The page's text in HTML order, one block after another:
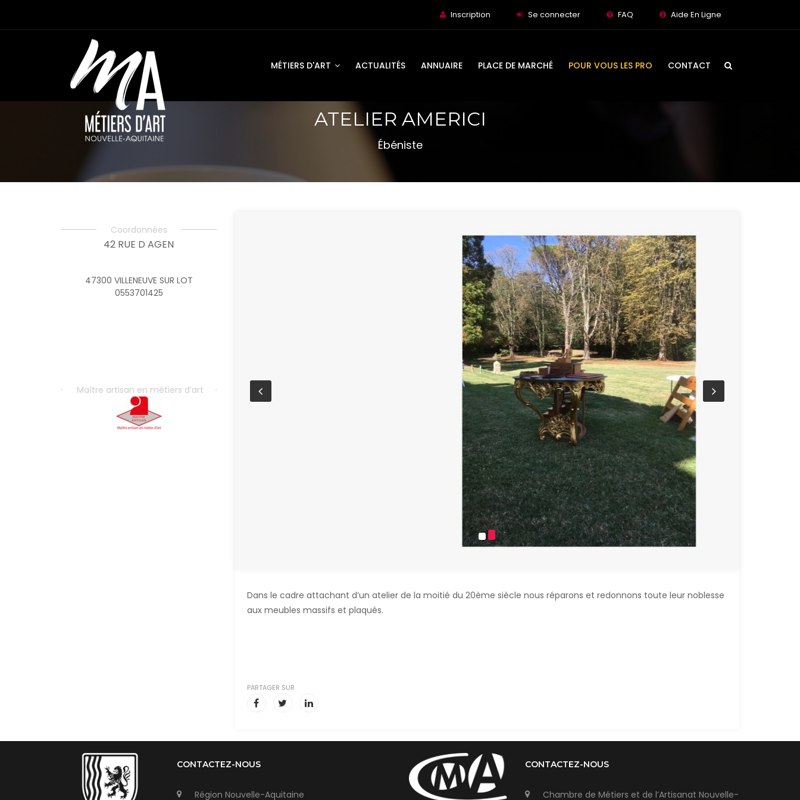
Inscription Se connecter FAQ Aide En Ligne
MÉTIERS D'ART ACTUALITÉS ANNUAIRE PLACE DE MARCHÉ POUR VOUS LES PRO CONTACT
ATELIER AMERICI
Ébéniste
Coordonnées
42 RUE D AGEN
47300 VILLENEUVE SUR LOT
0553701425
Maître artisan en métiers d’art
Dans le cadre attachant d’un atelier de la moitié du 20ème siècle nous réparons et redonnons toute leur noblesse
aux meubles massifs et plaqués.
PARTAGER SUR
CONTACTEZ-NOUS
Région Nouvelle-Aquitaine
CONTACTEZ-NOUS
Chambre de Métiers et de l’Artisanat Nouvelle-